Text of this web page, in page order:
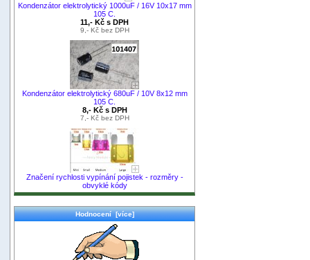
Kondenzátor elektrolytický 1000uF / 16V 10x17 mm
105 C.
11,- Kč s DPH
9,- Kč bez DPH
Kondenzátor elektrolytický 680uF / 10V 8x12 mm
105 C.
8,- Kč s DPH
7,- Kč bez DPH
Značení rychlosti vypínání pojistek - rozměry -
obvyklé kódy
Hodnocení [více]